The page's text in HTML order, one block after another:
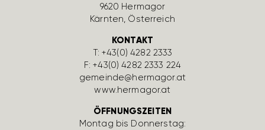
9620 Hermagor
Kärnten, Öster­reich
KONTAKT
T:+43(0) 4282 2333
F: +43(0) 4282 2333 224
gemeinde@hermagor.at
www.hermagor.at
ÖFFNUNGSZEITEN
Montag bis Donnerstag: